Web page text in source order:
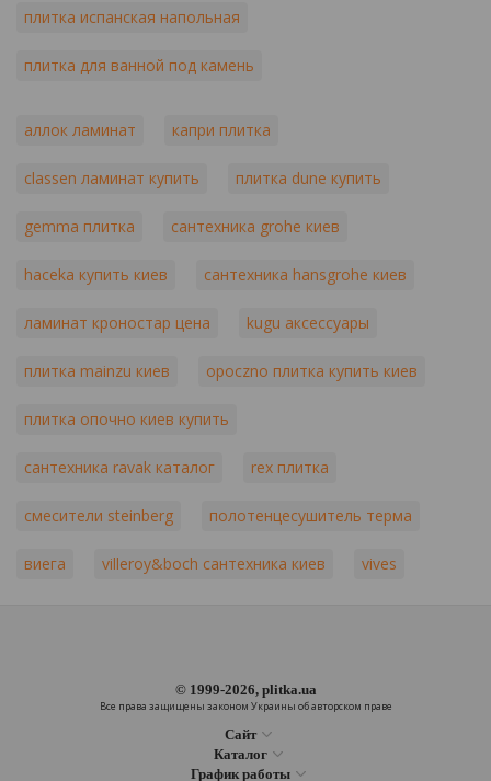
плитка испанская напольная
плитка для ванной под камень
аллок ламинат капри плитка
classen ламинат купить плитка dune купить
gemma плитка сантехника grohe киев
haceka купить киев сантехника hansgrohe киев
ламинат кроностар цена kugu аксессуары
плитка mainzu киев opoczno плитка купить киев
плитка опочно киев купить
сантехника ravak каталог rex плитка
смесители steinberg полотенцесушитель терма
виега villeroy&boch сантехника киев vives
© 1999-2026, plitka.ua
Все права защищены законом Украины об авторском праве
Сайт
Каталог
График работы